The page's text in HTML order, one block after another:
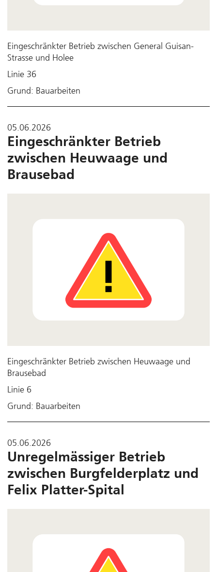
Eingeschränkter Betrieb zwischen General Guisan-
Strasse und Holee
Linie 36
Grund: Bauarbeiten
05.06.2026
Eingeschränkter Betrieb
zwischen Heuwaage und
Brausebad
Eingeschränkter Betrieb zwischen Heuwaage und
Brausebad
Linie 6
Grund: Bauarbeiten
05.06.2026
Unregelmässiger Betrieb
zwischen Burgfelderplatz und
Felix Platter-Spital